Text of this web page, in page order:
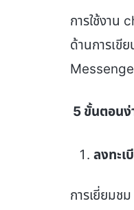
การใช้งาน
ด้านการเขี
5 ขั้นตอนง่
ลงทะ
การเยี่ยมช